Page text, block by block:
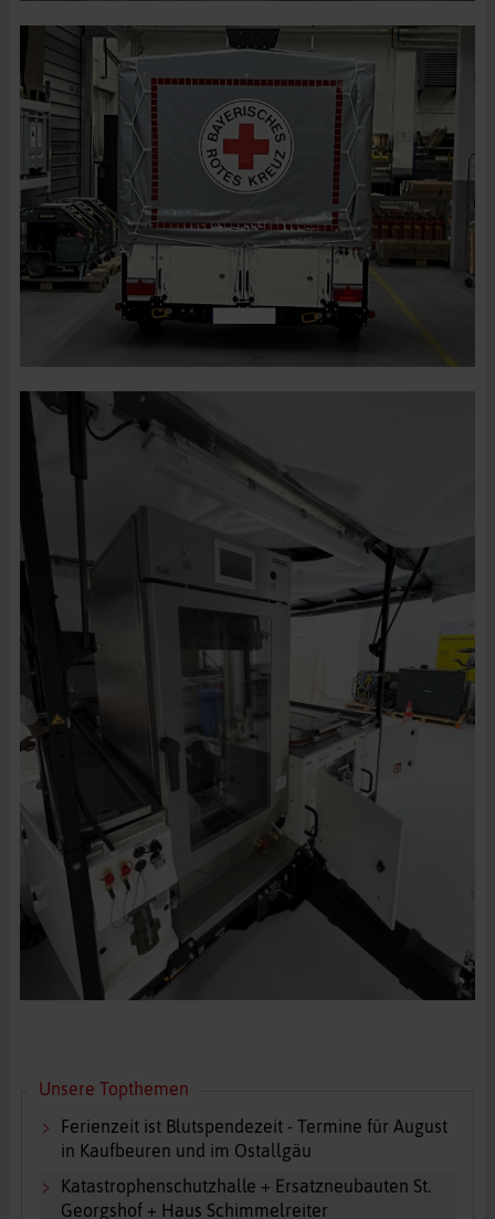
Unsere Topthemen
Ferienzeit ist Blutspendezeit - Termine für August
in Kaufbeuren und im Ostallgäu
Katastrophenschutzhalle + Ersatzneubauten St.
Georgshof + Haus Schimmelreiter